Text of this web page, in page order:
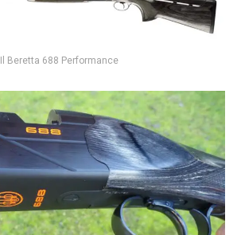
Il Beretta 688 Performance